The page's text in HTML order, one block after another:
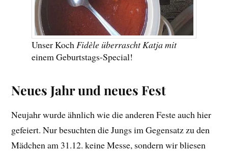
Unser KochFidèle überrascht Katja mit
einem Geburtstags-Special!
Neues Jahr und neues Fest
Neujahr wurde ähnlich wie die anderen Feste auch hier
gefeiert. Nur besuchten die Jungs im Gegensatz zu den
Mädchen am 31.12. keine Messe, sondern wir bliesen